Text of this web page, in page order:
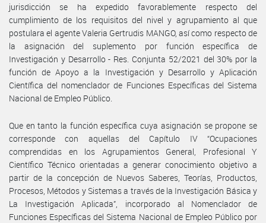
jurisdicción se ha expedido favorablemente respecto del
cumplimiento de los requisitos del nivel y agrupamiento al que
postulara el agente Valeria Gertrudis MANGO, así como respecto de
la asignación del suplemento por función específica de
Investigación y Desarrollo - Res. Conjunta 52/2021 del 30% por la
función de Apoyo a la Investigación y Desarrollo y Aplicación
Científica del nomenclador de Funciones Específicas del Sistema
Nacional de Empleo Público.
Que en tanto la función específica cuya asignación se propone se
corresponde con aquellas del Capítulo IV “Ocupaciones
comprendidas en los Agrupamientos General, Profesional Y
Científico Técnico orientadas a generar conocimiento objetivo a
partir de la concepción de Nuevos Saberes, Teorías, Productos,
Procesos, Métodos y Sistemas a través de la Investigación Básica y
La Investigación Aplicada”, incorporado al Nomenclador de
Funciones Específicas del Sistema Nacional de Empleo Público por